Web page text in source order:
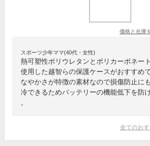
価格と在庫
スポーツ少年ママ(40代・女性)
熱可塑性ポリウレタンとポリカーボネー
使用した越智らの保護ケースがおすすめ
なやかさが特徴の素材なので損傷防止に
冷できるためバッテリーの機能低下を防
。
全てのお